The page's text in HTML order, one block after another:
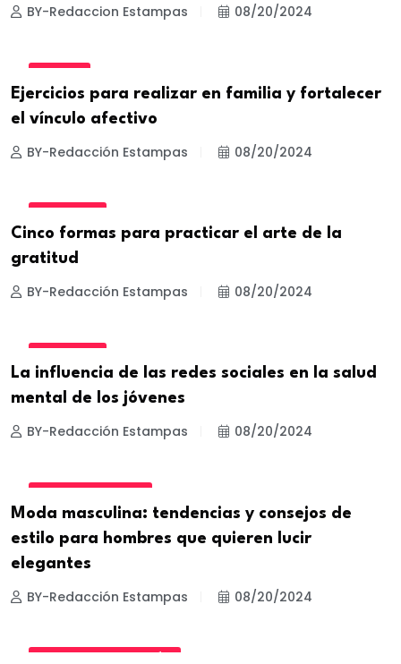
BY-Redaccion Estampas 08/20/2024
Ejercicios para realizar en familia y fortalecer
el vínculo afectivo
BY-Redacción Estampas 08/20/2024
Cinco formas para practicar el arte de la
gratitud
BY-Redacción Estampas 08/20/2024
La influencia de las redes sociales en la salud
mental de los jóvenes
BY-Redacción Estampas 08/20/2024
Moda masculina: tendencias y consejos de
estilo para hombres que quieren lucir
elegantes
BY-Redacción Estampas 08/20/2024